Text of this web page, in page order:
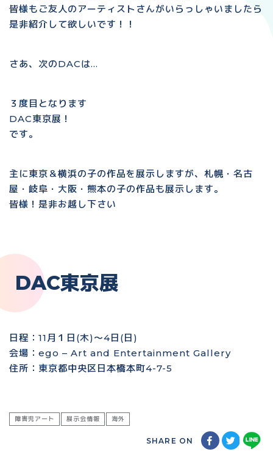
皆様もご友人のアーティストさんがいらっしゃいましたら
是非紹介して欲しいです！！
さあ、次のDACは…
３度目となります
DAC東京展！
です。
主に東京＆横浜の子の作品を展示しますが、札幌・名古
屋・岐阜・大阪・熊本の子の作品も展示します。
皆様！是非お越し下さい
DAC東京展
日程：11月１日(木)～4日(日)
会場：ego – Art and Entertainment Gallery
住所：東京都中央区日本橋本町4-7-5
障害児アート 展示会情報 海外
SHARE ON